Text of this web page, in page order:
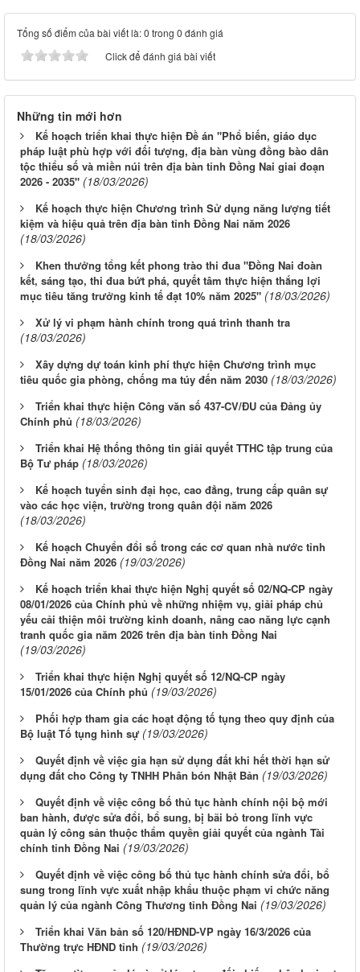
Tổng số điểm của bài viết là: 0 trong 0 đánh giá
Click để đánh giá bài viết
Những tin mới hơn
Kế hoạch triển khai thực hiện Đề án "Phổ biến, giáo dục
pháp luật phù hợp với đối tượng, địa bàn vùng đồng bào dân
tộc thiểu số và miền núi trên địa bàn tỉnh Đồng Nai giai đoạn
2026 - 2035" (18/03/2026)
Kế hoạch thực hiện Chương trình Sử dụng năng lượng tiết
kiệm và hiệu quả trên địa bàn tỉnh Đồng Nai năm 2026
(18/03/2026)
Khen thưởng tổng kết phong trào thi đua "Đồng Nai đoàn
kết, sáng tạo, thi đua bứt phá, quyết tâm thực hiện thắng lợi
mục tiêu tăng trưởng kinh tế đạt 10% năm 2025" (18/03/2026)
Xử lý vi phạm hành chính trong quá trình thanh tra
(18/03/2026)
Xây dựng dự toán kinh phí thực hiện Chương trình mục
tiêu quốc gia phòng, chống ma túy đến năm 2030 (18/03/2026)
Triển khai thực hiện Công văn số 437-CV/ĐU của Đảng ủy
Chính phủ (18/03/2026)
Triển khai Hệ thống thông tin giải quyết TTHC tập trung của
Bộ Tư pháp (18/03/2026)
Kế hoạch tuyển sinh đại học, cao đẳng, trung cấp quân sự
vào các học viện, trường trong quân đội năm 2026
(18/03/2026)
Kế hoạch Chuyển đổi số trong các cơ quan nhà nước tỉnh
Đồng Nai năm 2026 (19/03/2026)
Kế hoạch triển khai thực hiện Nghị quyết số 02/NQ-CP ngày
08/01/2026 của Chính phủ về những nhiệm vụ, giải pháp chủ
yếu cải thiện môi trường kinh doanh, nâng cao năng lực cạnh
tranh quốc gia năm 2026 trên địa bàn tỉnh Đồng Nai
(19/03/2026)
Triển khai thực hiện Nghị quyết số 12/NQ-CP ngày
15/01/2026 của Chính phủ (19/03/2026)
Phối hợp tham gia các hoạt động tố tụng theo quy định của
Bộ luật Tố tụng hình sự (19/03/2026)
Quyết định về việc gia hạn sử dụng đất khi hết thời hạn sử
dụng đất cho Công ty TNHH Phân bón Nhật Bản (19/03/2026)
Quyết định về việc công bố thủ tục hành chính nội bộ mới
ban hành, được sửa đổi, bổ sung, bị bãi bỏ trong lĩnh vực
quản lý công sản thuộc thẩm quyền giải quyết của ngành Tài
chính tỉnh Đồng Nai (19/03/2026)
Quyết định về việc công bố thủ tục hành chính sửa đổi, bổ
sung trong lĩnh vực xuất nhập khẩu thuộc phạm vi chức năng
quản lý của ngành Công Thương tỉnh Đồng Nai (19/03/2026)
Triển khai Văn bản số 120/HĐND-VP ngày 16/3/2026 của
Thường trực HĐND tỉnh (19/03/2026)